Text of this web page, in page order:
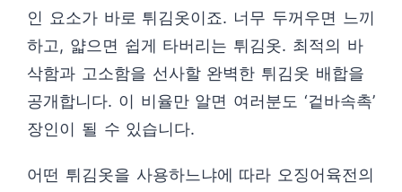
인 요소가 바로 튀김옷이죠. 너무 두꺼우면 느끼
하고, 얇으면 쉽게 타버리는 튀김옷. 최적의 바
삭함과 고소함을 선사할 완벽한 튀김옷 배합을
공개합니다. 이 비율만 알면 여러분도 ‘겉바속촉’
장인이 될 수 있습니다.
어떤 튀김옷을 사용하느냐에 따라 오징어육전의